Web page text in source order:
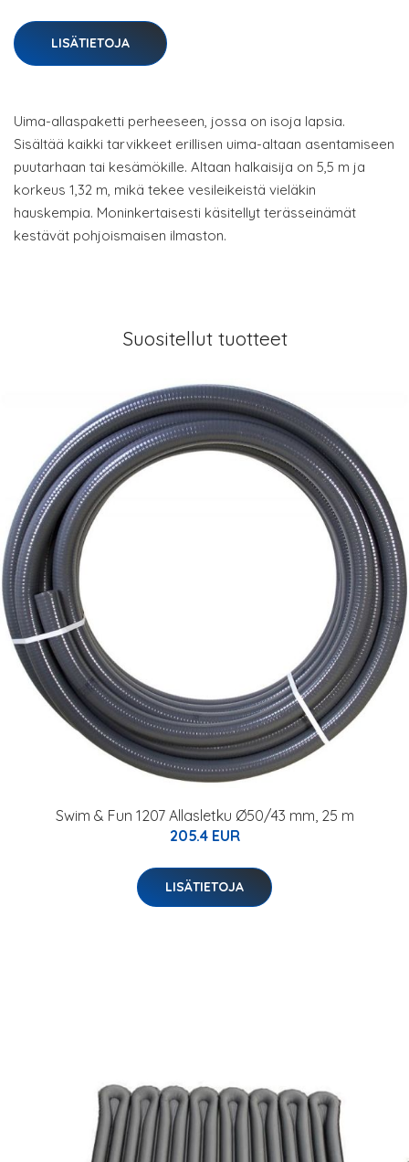
LISÄTIETOJA
Uima-allaspaketti perheeseen, jossa on isoja lapsia.
Sisältää kaikki tarvikkeet erillisen uima-altaan asentamiseen
puutarhaan tai kesämökille. Altaan halkaisija on 5,5 m ja
korkeus 1,32 m, mikä tekee vesileikeistä vieläkin
hauskempia. Moninkertaisesti käsitellyt terässeinämät
kestävät pohjoismaisen ilmaston.
Suositellut tuotteet
Swim & Fun 1207 Allasletku Ø50/43 mm, 25 m
205.4 EUR
LISÄTIETOJA